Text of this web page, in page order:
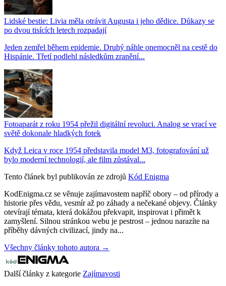
Lidské bestie: Livia měla otrávit Augusta i jeho dědice. Důkazy se
po dvou tisících letech rozpadají
Jeden zemřel během epidemie. Druhý náhle onemocněl na cestě do
Hispánie. Třetí podlehl následkům zranění...
Fotoaparát z roku 1954 přežil digitální revoluci. Analog se vrací ve
světě dokonale hladkých fotek
Když Leica v roce 1954 představila model M3, fotografování už
bylo moderní technologií, ale film zůstával...
Tento článek byl publikován ze zdrojů Kód Enigma
KodEnigma.cz se věnuje zajímavostem napříč obory – od přírody a
historie přes vědu, vesmír až po záhady a nečekané objevy. Články
otevírají témata, která dokážou překvapit, inspirovat i přimět k
zamyšlení. Silnou stránkou webu je pestrost – jednou narazíte na
příběhy dávných civilizací, jindy na...
Všechny články tohoto autora →
Další články z kategorie Zajímavosti